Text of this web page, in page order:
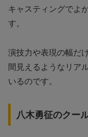
キャスティングでよ
す。
演技力や表現の幅だ
間見えるようなリア
いるのです。
八木勇征のクー